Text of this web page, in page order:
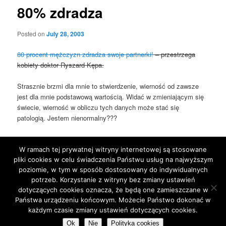
80% zdradza
Posted onJuly 28, 2003
80 procent mężczyzn zdradza swoje partnerki!– przestrzega
kobiety doktor Ryszard Kępa.
Strasznie brzmi dla mnie to stwierdzenie, wierność od zawsze
jest dla mnie podstawową wartością. Widać w zmieniającym się
świecie, wierność w obliczu tych danych może stać się
patologią. Jestem nienormalny???
Zależało mi zawsze na trwałej, kochającej się i wiernej rodzinie.
Jak bardzo trudne to wyzwanie…
This entry was posted inBlogbyjarek. Bookmark thepermalink.
Proudly powered by WordPress
W ramach tej prywatnej witryny internetowej są stosowane
pliki cookies w celu świadczenia Państwu usług na najwyższym
poziomie, w tym w sposób dostosowany do indywidualnych
potrzeb. Korzystanie z witryny bez zmiany ustawień
dotyczących cookies oznacza, że będą one zamieszczane w
Państwa urządzeniu końcowym. Możecie Państwo dokonać w
każdym czasie zmiany ustawień dotyczących cookies.
Ok Nie Polityka cookies